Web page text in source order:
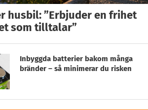
husbil: ”Erbjuder en frihet
som tilltalar”
Inbyggda batterier bakom många
bränder – så minimerar du risken